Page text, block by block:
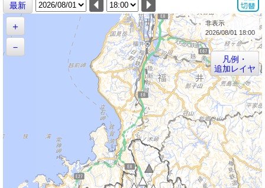
最新
＋
－
非表示
2026/08/01 18:00
凡例・
追加レイヤ